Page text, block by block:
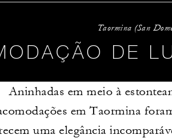
Taormina (San
DE
Aninhadas em meio à
em Taormina
uma elegância